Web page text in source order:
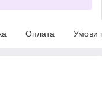
Оплата Умови